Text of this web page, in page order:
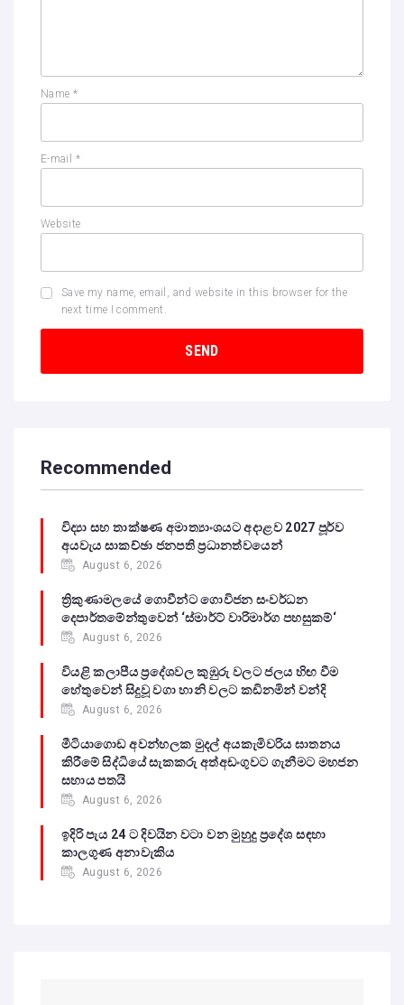
Name *
E-mail *
Website
Save my name, email, and website in this browser for the
next time I comment.
Recommended
විද්‍යා සහ තාක්ෂණ අමාත්‍යාංශයට අදාළව 2027 පූර්ව
අයවැය සාකච්ඡා ජනපති ප්‍රධානත්වයෙන්
August 6, 2026
ත්‍රිකුණාමලයේ ගොවීන්ට ගොවිජන සංවර්ධන
දෙපාර්තමේන්තුවෙන් ‘ස්මාර්ට් වාරිමාර්ග පහසුකම්‘
August 6, 2026
වියළි කලාපීය ප්‍රදේශවල කුඹුරු වලට ජලය හිඟ වීම
හේතුවෙන් සිදුවූ වගා හානි වලට කඩිනමින් වන්දි
August 6, 2026
මීටියාගොඩ අවන්හලක මුදල් අයකැමිවරිය ඝාතනය
කිරීමේ සිද්ධියේ සැකකරු අත්අඩංගුවට ගැනීමට මහජන
සහාය පතයි
August 6, 2026
ඉදිරි පැය 24 ට දිවයින වටා වන මුහුදු ප්‍රදේශ සඳහා
කාලගුණ අනාවැකිය
August 6, 2026